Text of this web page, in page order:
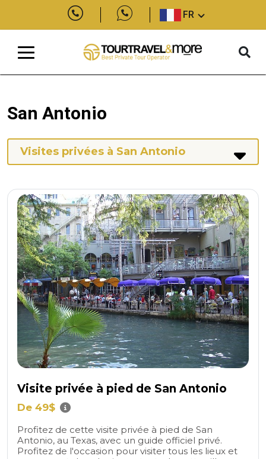
FR
San Antonio
Visites privées à San Antonio
Visite privée à pied de San Antonio
De 49$
Profitez de cette visite privée à pied de San
Antonio, au Texas, avec un guide officiel privé.
Profitez de l'occasion pour visiter tous les lieux et